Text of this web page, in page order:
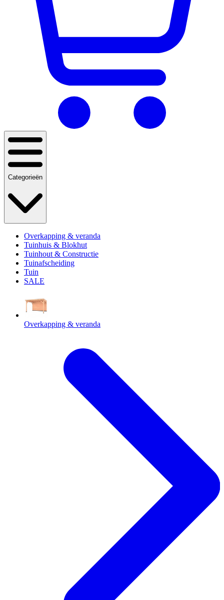
Categorieën
Overkapping & veranda
Tuinhuis & Blokhut
Tuinhout & Constructie
Tuinafscheiding
Tuin
SALE
Overkapping & veranda